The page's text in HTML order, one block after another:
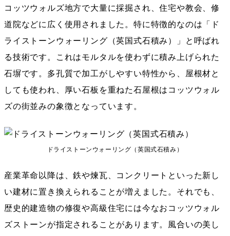
コッツウォルズ地方で大量に採掘され、住宅や教会、修
道院などに広く使用されました。特に特徴的なのは「ド
ライストーンウォーリング（英国式石積み）」と呼ばれ
る技術です。これはモルタルを使わずに積み上げられた
石塀です。多孔質で加工がしやすい特性から、屋根材と
しても使われ、厚い石板を重ねた石屋根はコッツウォル
ズの街並みの象徴となっています。
ドライストーンウォーリング（英国式石積み）
産業革命以降は、鉄や煉瓦、コンクリートといった新し
い建材に置き換えられることが増えました。それでも、
歴史的建造物の修復や高級住宅には今なおコッツウォル
ズストーンが指定されることがあります。風合いの美し